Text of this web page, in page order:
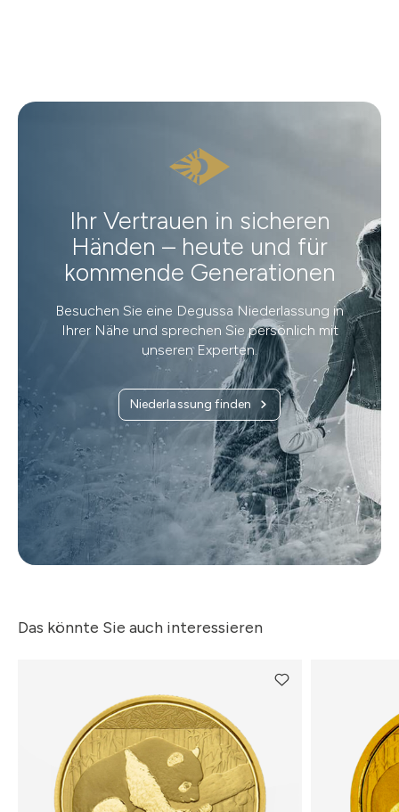
Ihr Vertrauen in sicheren
Händen – heute und für
kommende Generationen
Besuchen Sie eine Degussa Niederlassung in
Ihrer Nähe und sprechen Sie persönlich mit
unseren Experten.
Niederlassung finden
Das könnte Sie auch interessieren